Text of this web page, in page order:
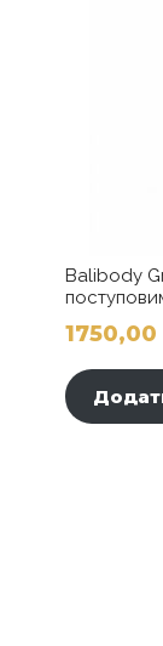
Balibody
1750,00